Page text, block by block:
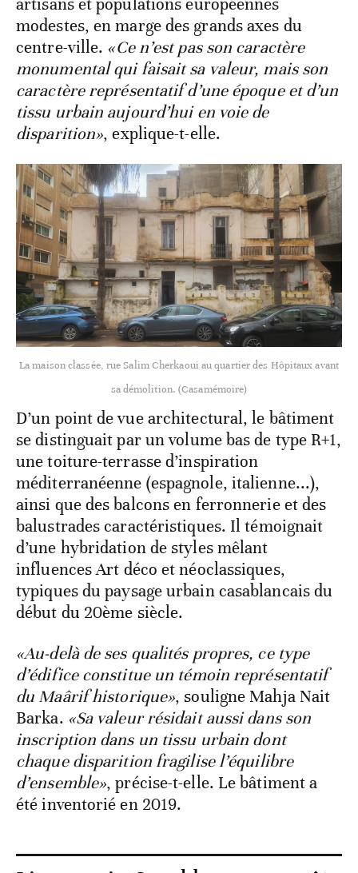
modestes, en marge des grands axes du
centre-ville. «Ce n’est pas son caractère
monumental qui faisait sa valeur, mais son
caractère représentatif d’une époque et d’un
tissu urbain aujourd’hui en voie de
disparition», explique-t-elle.
La maison classée, rue Salim Cherkaoui au quartier des Hôpitaux avant
sa démolition. (Casamémoire)
D’un point de vue architectural, le bâtiment
se distinguait par un volume bas de type R+1,
une toiture-terrasse d’inspiration
méditerranéenne (espagnole, italienne...),
ainsi que des balcons en ferronnerie et des
balustrades caractéristiques. Il témoignait
d’une hybridation de styles mêlant
influences Art déco et néoclassiques,
typiques du paysage urbain casablancais du
début du 20ème siècle.
«Au-delà de ses qualités propres, ce type
d’édifice constitue un témoin représentatif
du Maârif historique», souligne Mahja Nait
Barka. «Sa valeur résidait aussi dans son
inscription dans un tissu urbain dont
chaque disparition fragilise l’équilibre
d’ensemble», précise-t-elle. Le bâtiment a
été inventorié en 2019.